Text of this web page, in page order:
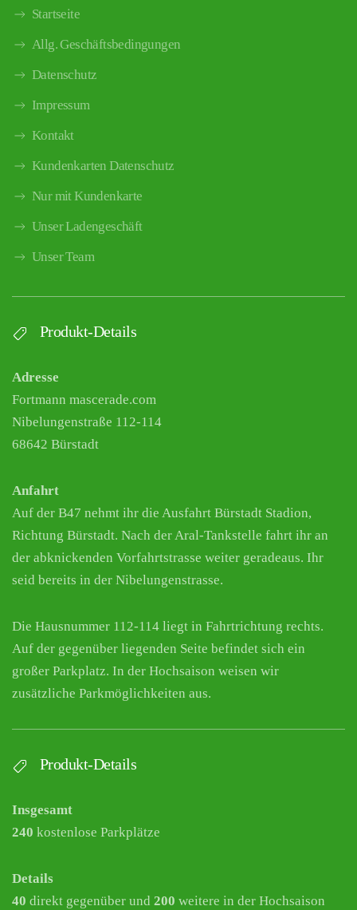
Startseite
Allg. Geschäftsbedingungen
Datenschutz
Impressum
Kontakt
Kundenkarten Datenschutz
Nur mit Kundenkarte
Unser Ladengeschäft
Unser Team
Produkt-Details
Adresse
Fortmann mascerade.com
Nibelungenstraße 112-114
68642 Bürstadt
Anfahrt
Auf der B47 nehmt ihr die Ausfahrt Bürstadt Stadion,
Richtung Bürstadt. Nach der Aral-Tankstelle fahrt ihr an
der abknickenden Vorfahrtstrasse weiter geradeaus. Ihr
seid bereits in der Nibelungenstrasse.
Die Hausnummer 112-114 liegt in Fahrtrichtung rechts.
Auf der gegenüber liegenden Seite befindet sich ein
großer Parkplatz. In der Hochsaison weisen wir
zusätzliche Parkmöglichkeiten aus.
Produkt-Details
Insgesamt
240 kostenlose Parkplätze
Details
40 direkt gegenüber und 200 weitere in der Hochsaison